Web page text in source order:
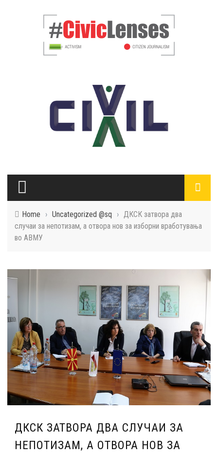
Home › Uncategorized @sq › ДКСК затвора два
случаи за непотизам, а отвора нов за изборни вработувања
во АВМУ
ДКСК ЗАТВОРА ДВА СЛУЧАИ ЗА
НЕПОТИЗАМ, А ОТВОРА НОВ ЗА